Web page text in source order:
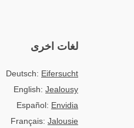
لغات اخرى
Deutsch: Eifersucht
English: Jealousy
Español: Envidia
Français: Jalousie